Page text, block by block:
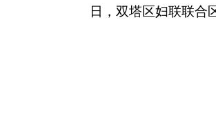
日，双塔区妇联联合